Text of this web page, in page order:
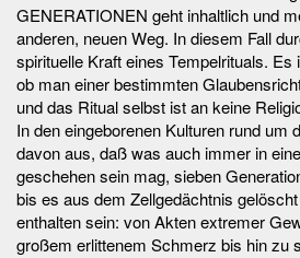
GENERATIONEN geht inhaltlich und
anderen, neuen Weg. In diesem Fall
spirituelle Kraft eines Tempelrituals. Es
ob man einer bestimmten
und das Ritual selbst ist an keine
In den eingeborenen Kulturen rund um
davon aus, daß was auch immer in
geschehen sein mag, sieben
bis es aus dem Zellgedächtnis
enthalten sein: von Akten extremer
großem erlittenem Schmerz bis hin zu